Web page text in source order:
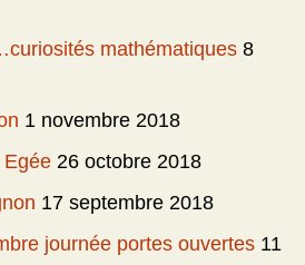
mathématiques 8
1 novembre 2018
Egée 26 octobre 2018
17 septembre 2018
journée portes ouvertes 11